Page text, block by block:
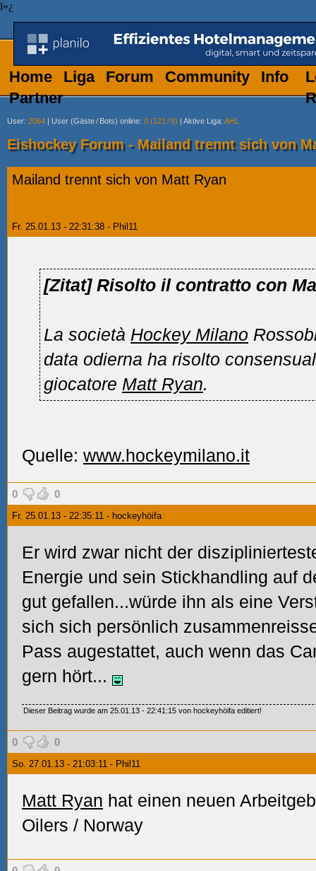
ï»¿
Home Liga Forum Community
Info
Partner
User: 2064 | User (Gäste/ Bots) online: 0 (121 /9) | Aktive Liga: AHL
Eishockey Forum - Mailand trennt sich von
Mailand trennt sich von Matt Ryan
Fr. 25.01.13 - 22:31:38 - Phil11
[Zitat] Risolto il contratto con
La società Hockey Milano
data odierna ha risolto
giocatore Matt Ryan.
Quelle: www.hockeymilano.it
0 0
Fr. 25.01.13 - 22:35:11 - hockeyhöifa
Er wird zwar nicht der
Energie und sein Stickhandling auf
gut gefallen...würde ihn als eine
sich sich persönlich
Pass augestattet, auch wenn das
gern hört...
Dieser Beitrag wurde am 25.01.13 - 22:41:15 von hockeyhöifa editiert!
0 0
So. 27.01.13 - 21:03:11 - Phil11
Matt Ryan hat einen neuen
Oilers / Norway